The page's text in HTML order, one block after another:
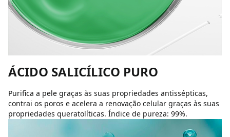
ÁCIDO SALICÍLICO PURO
Purifica a pele graças às suas propriedades antissépticas,
contrai os poros e acelera a renovação celular graças às suas
propriedades queratolíticas. Índice de pureza: 99%.